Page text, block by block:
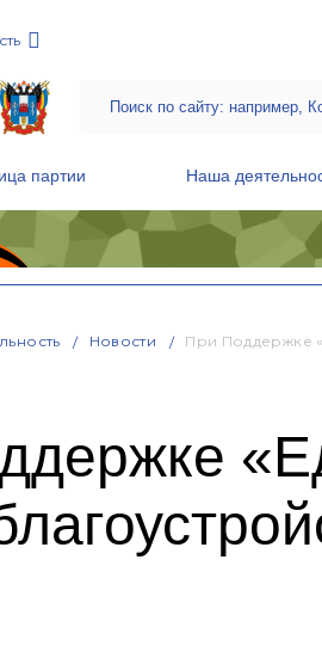
партии Наша
Новости При Поддержке